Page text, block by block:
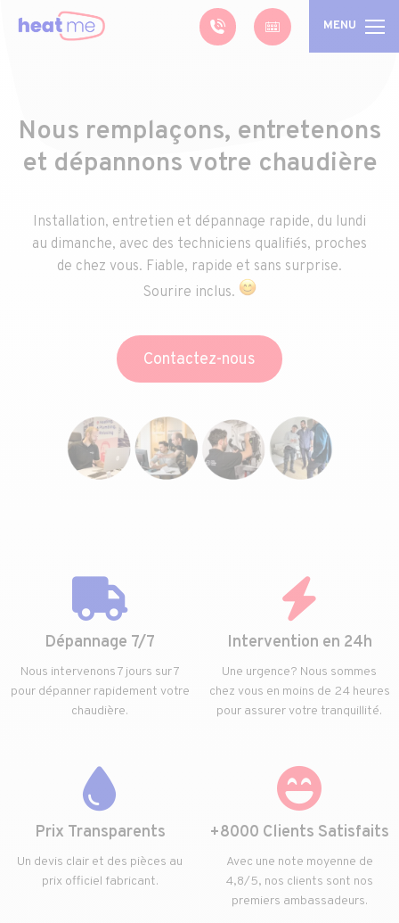
MENU
Nous remplaçons, entretenons
et dépannons votre chaudière
Installation, entretien et dépannage rapide, du lundi
au dimanche, avec des techniciens qualifiés, proches
de chez vous. Fiable, rapide et sans surprise.
Sourire inclus.
Contactez-nous
Dépannage 7/7
Nous intervenons 7 jours sur 7
pour dépanner rapidement votre
chaudière.
Intervention en 24h
Une urgence? Nous sommes
chez vous en moins de 24 heures
pour assurer votre tranquillité.
Prix Transparents
Un devis clair et des pièces au
prix officiel fabricant.
+8000 Clients Satisfaits
Avec une note moyenne de
4,8/5, nos clients sont nos
premiers ambassadeurs.